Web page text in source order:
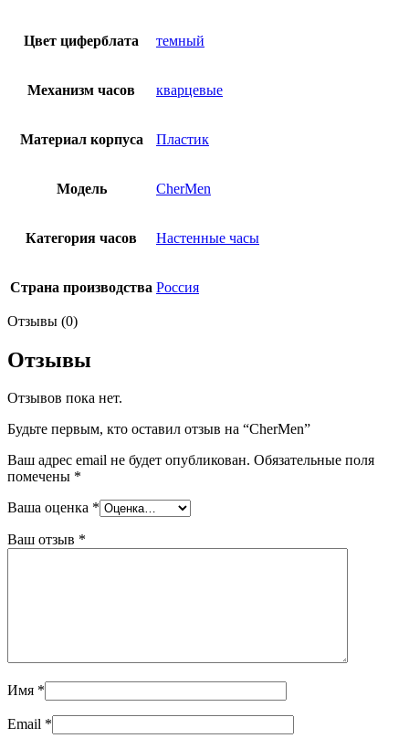
Цвет циферблата темный
Механизм часов кварцевые
Материал корпуса Пластик
Модель CherMen
Категория часов Настенные часы
Страна производства Россия
Отзывы (0)
Отзывы
Отзывов пока нет.
Будьте первым, кто оставил отзыв на “CherMen”
Ваш адрес email не будет опубликован. Обязательные поля
помечены *
Ваша оценка *
Ваш отзыв *
Имя *
Email *